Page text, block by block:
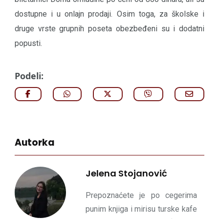
dostupne i u onlajn prodaji. Osim toga, za školske i
druge vrste grupnih poseta obezbeđeni su i dodatni
popusti.
Podeli:
Autorka
Jelena Stojanović
Prepoznaćete je po cegerima
punim knjiga i mirisu turske kafe